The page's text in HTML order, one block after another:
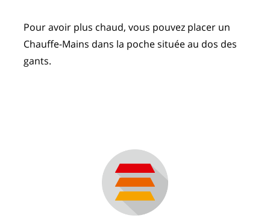
Pour avoir plus chaud, vous pouvez placer un
Chauffe-Mains dans la poche située au dos des
gants.